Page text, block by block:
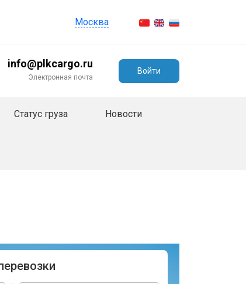
Москва
info@plkcargo.ru
Электронная почта
Войти
Статус груза Новости